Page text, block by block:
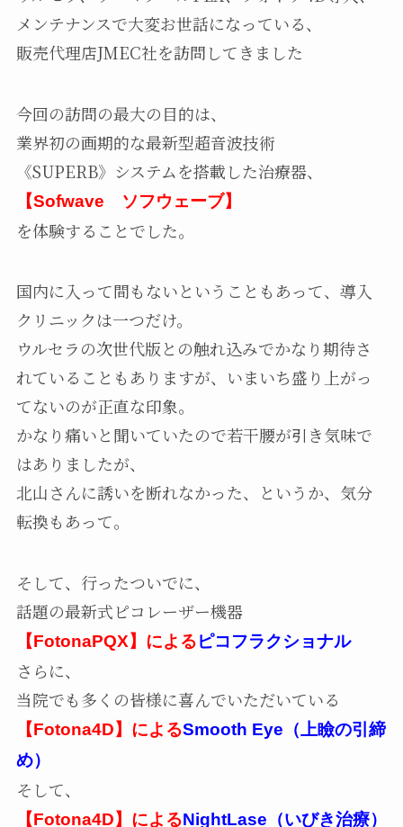
メンテナンスで大変お世話になっている、
販売代理店JMEC社を訪問してきました
今回の訪問の最大の目的は、
業界初の画期的な最新型超音波技術
《SUPERB》システムを搭載した治療器、
【Sofwave ソフウェーブ】
を体験することでした。
国内に入って間もないということもあって、導入
クリニックは一つだけ。
ウルセラの次世代版との触れ込みでかなり期待さ
れていることもありますが、いまいち盛り上がっ
てないのが正直な印象。
かなり痛いと聞いていたので若干腰が引き気味で
はありましたが、
北山さんに誘いを断れなかった、というか、気分
転換もあって。
そして、行ったついでに、
話題の最新式ピコレーザー機器
【FotonaPQX】によるピコフラクショナル
さらに、
当院でも多くの皆様に喜んでいただいている
【Fotona4D】によるSmooth Eye（上瞼の引締
め）
そして、
【Fotona4D】によるNightLase（いびき治療）